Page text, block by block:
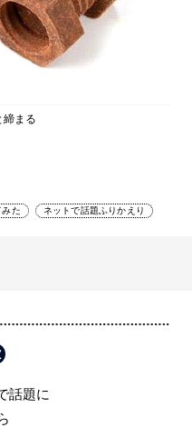
締まる
みた ネットで話題ふりかえり
話題に